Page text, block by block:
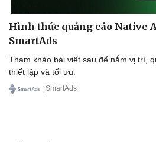
Hình thức quảng cáo Native
SmartAds
Tham khảo bài viết sau để nắm vị trí,
thiết lập và tối ưu.
| SmartAds